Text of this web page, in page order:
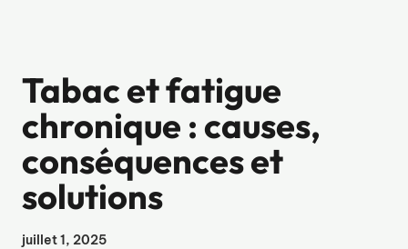
Tabac et fatigue
chronique : causes,
conséquences et
solutions
juillet 1, 2025